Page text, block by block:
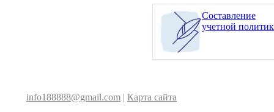
Составление
учетной
info188888@gmail.com | Карта сайта